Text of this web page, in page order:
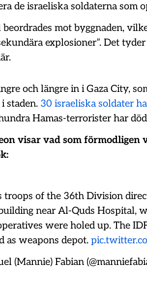
de israeliska soldaterna som
mot byggnaden,
explosioner”. Det
och längre in i Gaza City,
staden. 30 israeliska soldater
Hamas-terrorister har
visar vad som förmodligen
troops of the 36th Division
near Al-Quds Hospital,
were holed up. The
as weapons depot.
(Mannie) Fabian